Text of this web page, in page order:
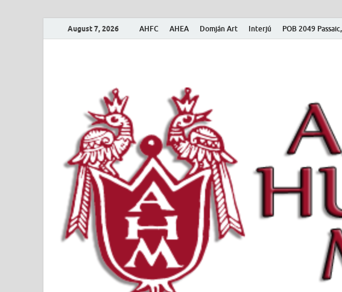
August 7, 2026 AHFC AHEA Domján Art Interjú POB 2049
Amerikai Magyar